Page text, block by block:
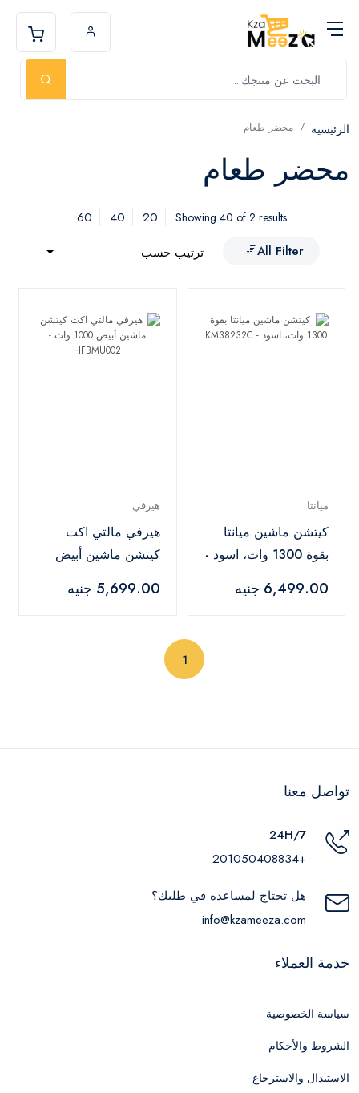
الرئيسية محضر طعام
محضر طعام
Showing 40 of 2 results
20
40
60
All Filter
ترتيب حسب
ميانتا
كيتشن ماشين ميانتا
بقوة 1300 وات، اسود -
6,499.00 جنيه
هيرفي
هيرفي مالتي اكت
كيتشن ماشين أبيض
HFBMU002
5,699.00 جنيه
1
تواصل معنا
24H/7
+201050408834
هل تحتاج لمساعده في طلبك؟
info@kzameeza.com
خدمة العملاء
سياسة الخصوصية
الشروط والأحكام
الاستبدال والاسترجاع